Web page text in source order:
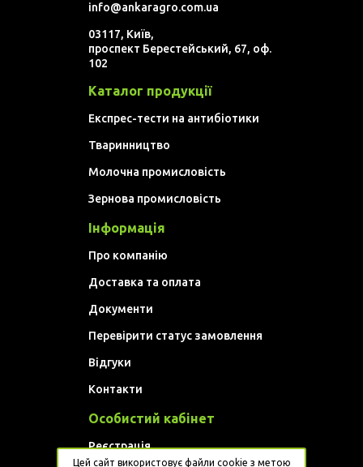
info@ankaragro.com.ua
03117, Київ,
проспект Берестейський, 67, оф.
102
Каталог продукції
Експрес-тести на антибіотики
Тваринництво
Молочна промисловість
Зернова промисловість
Інформація
Про компанію
Доставка та оплата
Документи
Перевірити статус замовлення
Відгуки
Контакти
Особистий кабінет
Реєстрація
Цей сайт використовує файли cookie з метою